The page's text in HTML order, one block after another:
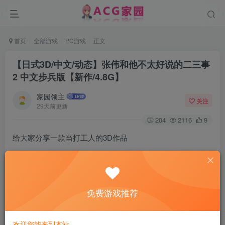
首页 全部游戏 PC游戏 正文
【日式3D/中文/动态】张伟和他不太好说的二三事
2 中文步兵版【新作/4.8G】
家园领主
29天前更新
关注
204 2116 9
给大家分享一款当打工人的3D作品
免费游戏推荐